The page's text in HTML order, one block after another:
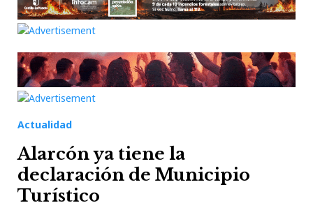
Actualidad
Alarcón ya tiene la
declaración de Municipio
Turístico